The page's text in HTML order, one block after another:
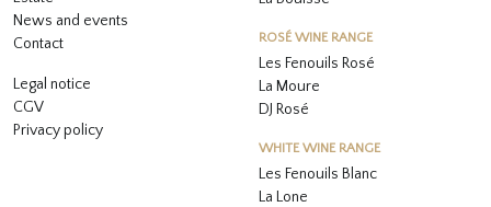
News and events
Contact
Legal notice
CGV
Privacy policy
ROSÉ WINE RANGE
Les Fenouils Rosé
La Moure
DJ Rosé
WHITE WINE RANGE
Les Fenouils Blanc
La Lone